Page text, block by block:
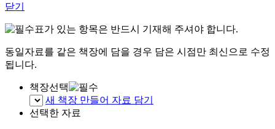
닫기
표가 있는 항목은 반드시 기재해 주셔야 합니다.
동일자료를 같은 책장에 담을 경우 담은 시점만 최신으로 수정
됩니다.
책장선택
새 책장 만들어 자료 담기
선택한 자료